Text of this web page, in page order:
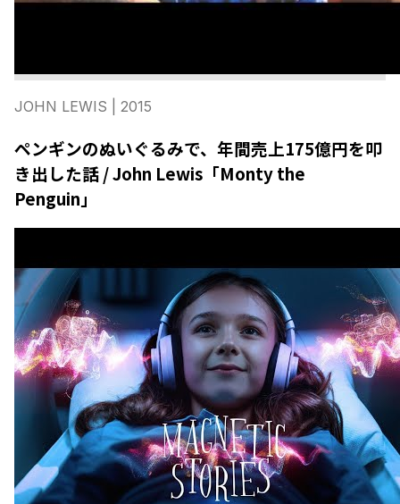
JOHN LEWIS | 2015
ペンギンのぬいぐるみで、年間売上175億円を叩
き出した話 / John Lewis「Monty the
Penguin」